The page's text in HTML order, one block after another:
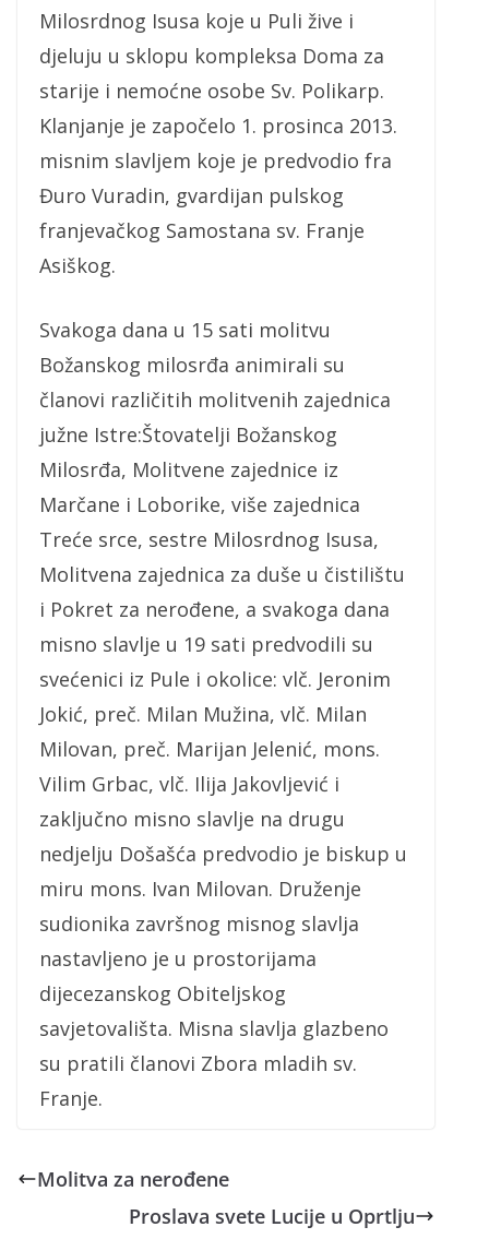
Milosrdnog Isusa koje u Puli žive i
djeluju u sklopu kompleksa Doma za
starije i nemoćne osobe Sv. Polikarp.
Klanjanje je započelo 1. prosinca 2013.
misnim slavljem koje je predvodio fra
Đuro Vuradin, gvardijan pulskog
franjevačkog Samostana sv. Franje
Asiškog.
Svakoga dana u 15 sati molitvu
Božanskog milosrđa animirali su
članovi različitih molitvenih zajednica
južne Istre:Štovatelji Božanskog
Milosrđa, Molitvene zajednice iz
Marčane i Loborike, više zajednica
Treće srce, sestre Milosrdnog Isusa,
Molitvena zajednica za duše u čistilištu
i Pokret za nerođene, a svakoga dana
misno slavlje u 19 sati predvodili su
svećenici iz Pule i okolice: vlč. Jeronim
Jokić, preč. Milan Mužina, vlč. Milan
Milovan, preč. Marijan Jelenić, mons.
Vilim Grbac, vlč. Ilija Jakovljević i
zaključno misno slavlje na drugu
nedjelju Došašća predvodio je biskup u
miru mons. Ivan Milovan. Druženje
sudionika završnog misnog slavlja
nastavljeno je u prostorijama
dijecezanskog Obiteljskog
savjetovališta. Misna slavlja glazbeno
su pratili članovi Zbora mladih sv.
Franje.
Molitva za nerođene
Proslava svete Lucije u Oprtlju